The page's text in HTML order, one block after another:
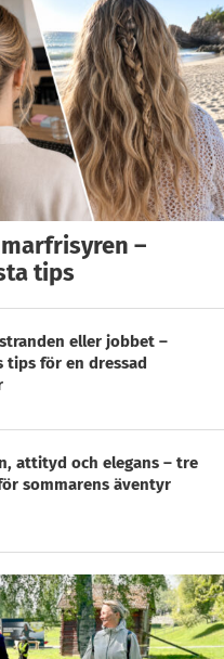
–
tips
eller jobbet –
tips för en dressad
attityd och elegans – tre
sommarens äventyr